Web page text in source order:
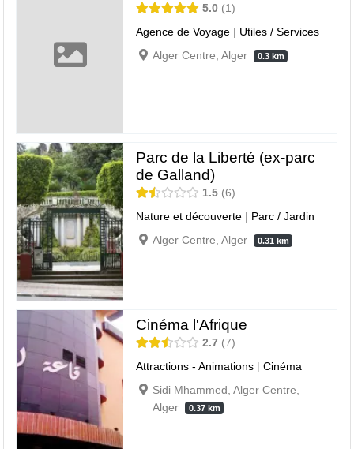
5.0
1
Agence de Voyage | Utiles / Services
Alger Centre, Alger
0.3 km
Parc de la Liberté (ex-parc
de Galland)
1.5 6
Nature et découverte | Parc / Jardin
Alger Centre, Alger
0.31 km
Cinéma l'Afrique
2.7
7
Attractions - Animations |Cinéma
Sidi Mhammed, Alger Centre,
Alger
0.37 km